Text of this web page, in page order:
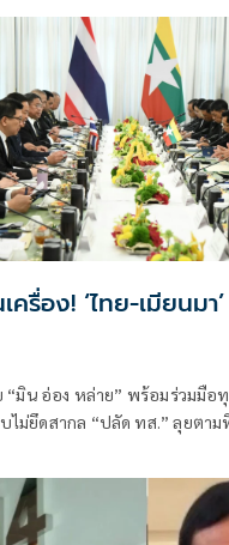
ครื่อง! ‘ไทย-เมียนม
าย” พร้อมร่วมมือทุกมิติ ขอไทยวัดค่า
ม่ยึดสากล “ปลัด ทส.” ลุยตาม
นเวทีโลก